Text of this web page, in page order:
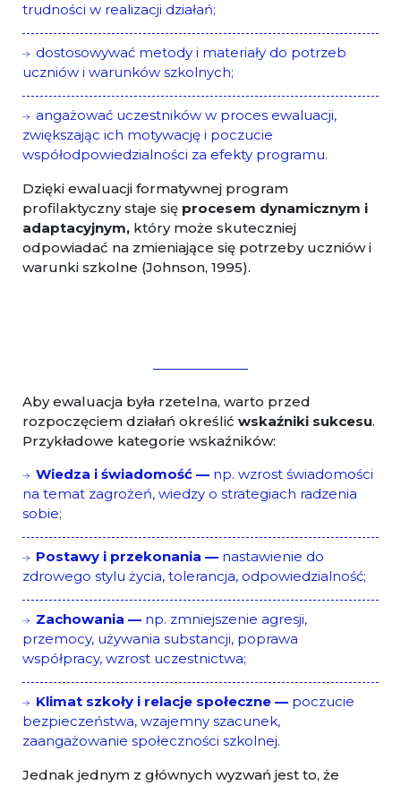
trudności w realizacji działań;
dostosowywać metody i materiały do potrzeb
uczniów i warunków szkolnych;
angażować uczestników w proces ewaluacji,
zwiększając ich motywację i poczucie
współodpowiedzialności za efekty programu.
Dzięki ewaluacji formatywnej program
profilaktyczny staje się procesem dynamicznym i
adaptacyjnym, który może skuteczniej
odpowiadać na zmieniające się potrzeby uczniów i
warunki szkolne (Johnson, 1995).
Aby ewaluacja była rzetelna, warto przed
rozpoczęciem działań określić wskaźniki sukcesu.
Przykładowe kategorie wskaźników:
Wiedza i świadomość — np. wzrost świadomości
na temat zagrożeń, wiedzy o strategiach radzenia
sobie;
Postawy i przekonania — nastawienie do
zdrowego stylu życia, tolerancja, odpowiedzialność;
Zachowania — np. zmniejszenie agresji,
przemocy, używania substancji, poprawa
współpracy, wzrost uczestnictwa;
Klimat szkoły i relacje społeczne — poczucie
bezpieczeństwa, wzajemny szacunek,
zaangażowanie społeczności szkolnej.
Jednak jednym z głównych wyzwań jest to, że